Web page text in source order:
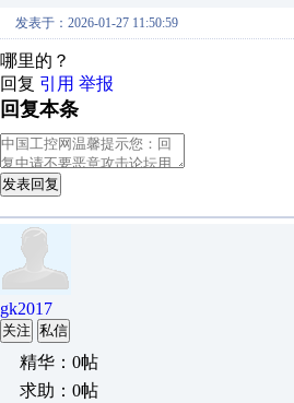
发表于：2026-01-27 11:50:59
哪里的？
回复 引用 举报
回复本条
发表回复
gk2017
关注 私信
精华：0帖
求助：0帖